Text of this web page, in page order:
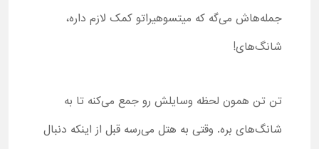
جمله‌هاش می‌گه که میتسوهیراتو کمک لازم داره،
شانگ‌های!
تن تن همون لحظه وسایلش رو جمع می‌کنه تا به
شانگ‌های بره. وقتی به هتل می‌رسه قبل از اینکه دنبال